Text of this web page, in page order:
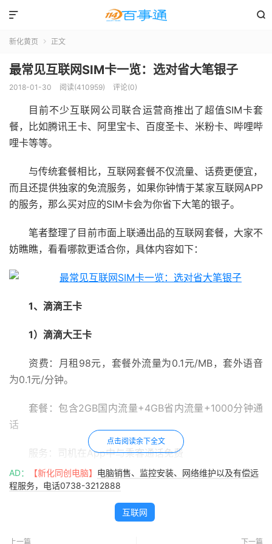


新化黄页  正文
最常见互联网SIM卡一览：选对省大笔银子
2018-01-30 阅读(410959) 评论(0)
目前不少互联网公司联合运营商推出了超值SIM卡套
餐，比如腾讯王卡、阿里宝卡、百度圣卡、米粉卡、哔哩哔
哩卡等等。
与传统套餐相比，互联网套餐不仅流量、话费更便宜，
而且还提供独家的免流服务，如果你钟情于某家互联网APP
的服务，那么买对应的SIM卡会为你省下大笔的银子。
笔者整理了目前市面上联通出品的互联网套餐，大家不
妨瞧瞧，看看哪款更适合你，具体内容如下：
1、滴滴王卡
1）滴滴大王卡
资费：月租98元，套餐外流量为0.1元/MB，套外语音
为0.1元/分钟。
套餐：包含2GB国内流量+4GB省内流量+1000分钟通
话
服务：司机在App中与乘客通话免费
申请地址：该产品为滴滴与中国联通针对滴滴司机推出
点击阅读余下全文
AD： 【新化同创电脑】 电脑销售、监控安装、网络维护以及有偿远
程服务，电话0738-3212888
互联网
上一篇 下一篇